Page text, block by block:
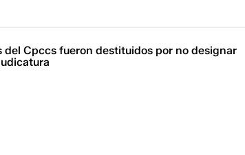
del Cpccs fueron destituidos por no designar